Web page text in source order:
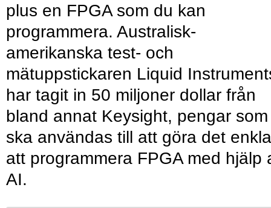
plus en FPGA som du kan
programmera. Australisk-
amerikanska test- och
mätuppstickaren Liquid
har tagit in 50 miljoner dollar från
bland annat Keysight, pengar som
ska användas till att göra det
att programmera FPGA med hjälp
AI.